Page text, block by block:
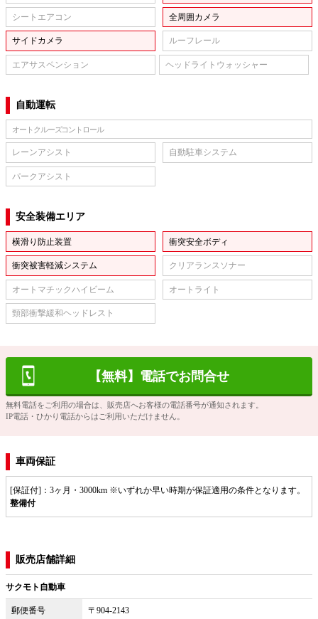
シートエアコン 全周囲カメラ
サイドカメラ ルーフレール
エアサスペンション ヘッドライトウォッシャー
自動運転
オートクルーズコントロール
レーンアシスト 自動駐車システム
パークアシスト
安全装備エリア
横滑り防止装置 衝突安全ボディ
衝突被害軽減システム クリアランスソナー
オートマチックハイビーム オートライト
頸部衝撃緩和ヘッドレスト
【無料】電話でお問合せ
無料電話をご利用の場合は、販売店へお客様の電話番号が通知されます。
IP電話・ひかり電話からはご利用いただけません。
車両保証
[保証付]：3ヶ月・3000km ※いずれか早い時期が保証適用の条件となります。
整備付
販売店舗詳細
サクモト自動車
郵便番号 〒904-2143